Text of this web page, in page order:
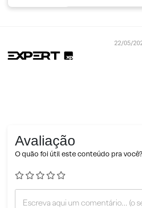
22/05/
Avaliação
O quão foi útil este conteúdo pra você?